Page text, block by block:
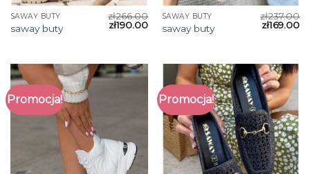
SAWAY BUTY
saway buty
zł266.00
zł190.00
SAWAY BUTY
saway buty
zł237.00
zł169.00
Promocja! Promocja!